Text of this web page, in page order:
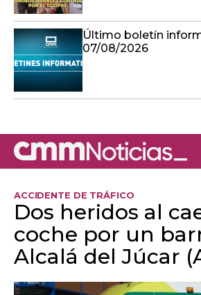
Último boletín
07/08/2026
ACCIDENTE DE TRÁFICO
Dos heridos al
coche por un
Alcalá del Júcar